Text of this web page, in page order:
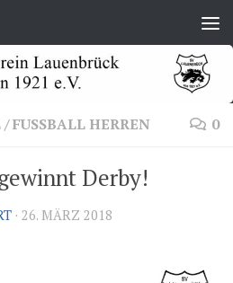
/FUSSBALL HERREN 0
Derby!
· 26. MÄRZ 2018